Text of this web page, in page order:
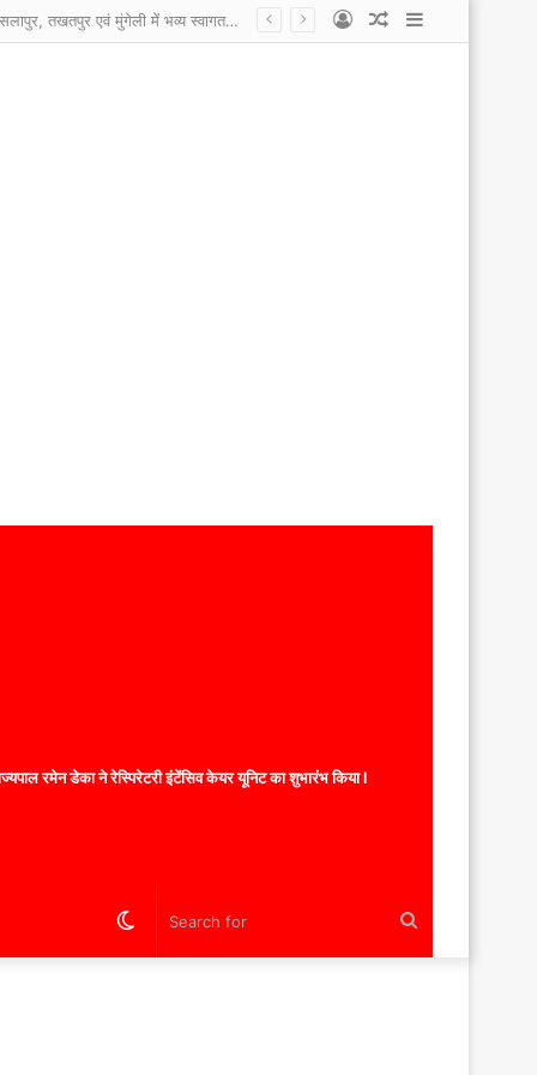
कोटा नगरपालिका के कर्मचारी हड़ताल पर, सांसद प्रतिनिधि, एल्डरमैन पर लगाए आरोप कहा काम नहीं करने देते, एल्डरमैन और सांसद प्रतिनिधि ने कहा कर्मचारी कई साल से यहां टिके है इसलिए काम करना नहीं चाहते । Sidebar
Random
Log
रमेन डेका ने रेस्पिरेटरी इंटेंसिव केयर यूनिट का शुभारंभ किया l
Switch